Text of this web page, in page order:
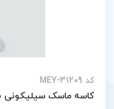
کد MEY-31209
کاسه ماسک سیلیکونی